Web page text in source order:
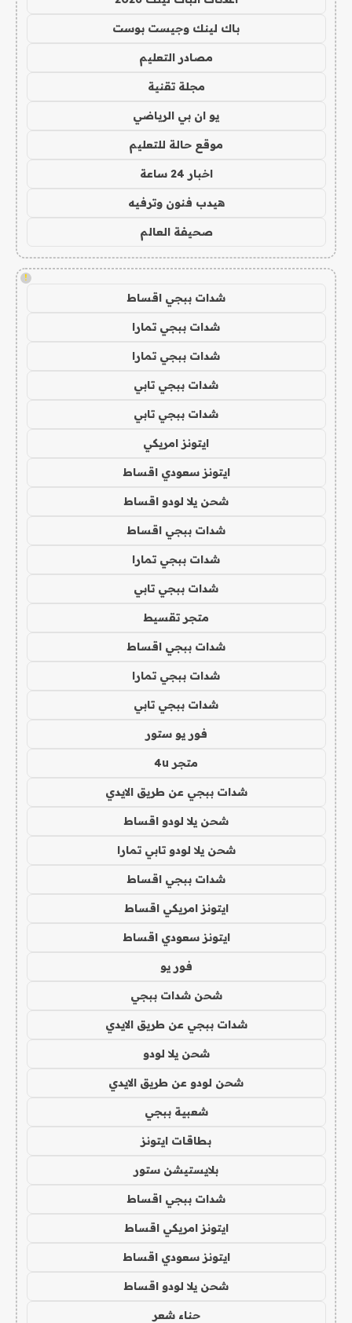
باك لينك وجيست بوست
مصادر التعليم
مجلة تقنية
يو ان بي الرياضي
موقع حالة للتعليم
اخبار 24 ساعة
هيدب فنون وترفيه
صحيفة العالم
!
شدات ببجي اقساط
شدات ببجي تمارا
شدات ببجي تمارا
شدات ببجي تابي
شدات ببجي تابي
ايتونز امريكي
ايتونز سعودي اقساط
شحن يلا لودو اقساط
شدات ببجي اقساط
شدات ببجي تمارا
شدات ببجي تابي
متجر تقسيط
شدات ببجي اقساط
شدات ببجي تمارا
شدات ببجي تابي
فور يو ستور
متجر 4u
شدات ببجي عن طريق الايدي
شحن يلا لودو اقساط
شحن يلا لودو تابي تمارا
شدات ببجي اقساط
ايتونز امريكي اقساط
ايتونز سعودي اقساط
فور يو
شحن شدات ببجي
شدات ببجي عن طريق الايدي
شحن يلا لودو
شحن لودو عن طريق الايدي
شعبية ببجي
بطاقات ايتونز
بلايستيشن ستور
شدات ببجي اقساط
ايتونز امريكي اقساط
ايتونز سعودي اقساط
شحن يلا لودو اقساط
حناء شعر